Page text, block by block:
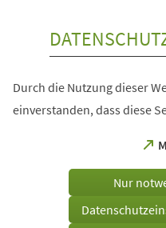
Durch die Nutzung dieser
einverstanden, dass diese
Tab)
Nur